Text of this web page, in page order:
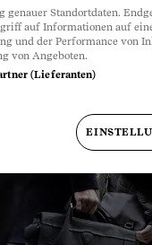
nichts.
genauer Standortdaten.
auf Informationen auf
und der Performance von
von Angeboten.
(Lieferanten)